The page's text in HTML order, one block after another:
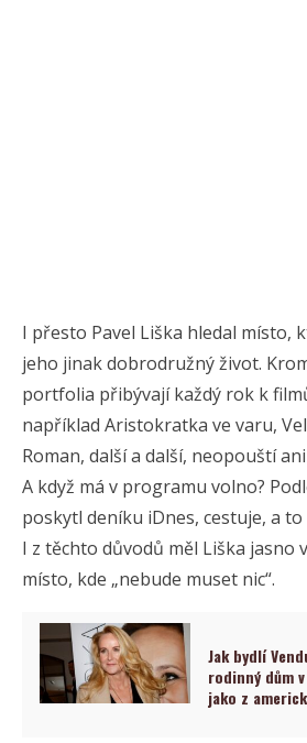
I přesto Pavel Liška hledal místo,
jeho jinak dobrodružný život.
portfolia přibývají každý rok k
například Aristokratka ve varu,
Roman, další a další, neopouští
A když má v programu volno?
poskytl deníku iDnes, cestuje, a
I z těchto důvodů měl Liška jasno
místo, kde „nebude muset nic“.
Jak bydlí
rodinný dům
jako z